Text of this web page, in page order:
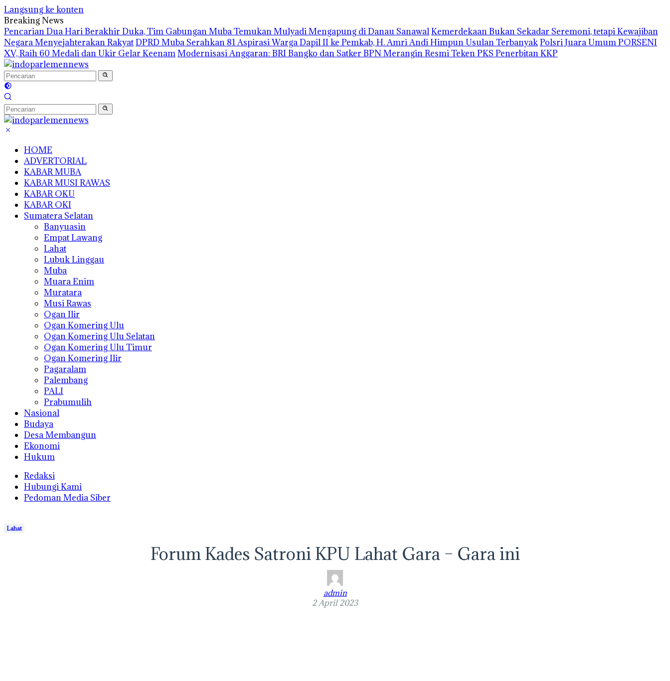
Langsung ke konten
Breaking News
Pencarian Dua Hari Berakhir Duka, Tim Gabungan Muba Temukan Mulyadi Mengapung di Danau SanawalKemerdekaan Bukan Sekadar Seremoni, tetapi Kewajiban
Negara Menyejahterakan RakyatDPRD Muba Serahkan 81 Aspirasi Warga Dapil II ke Pemkab, H. Amri Andi Himpun Usulan TerbanyakPolsri Juara Umum PORSENI
XV, Raih 60 Medali dan Ukir Gelar KeenamModernisasi Anggaran: BRI Bangko dan Satker BPN Merangin Resmi Teken PKS Penerbitan KKP
HOME
ADVERTORIAL
KABAR MUBA
KABAR MUSI RAWAS
KABAR OKU
KABAR OKI
Sumatera Selatan
Banyuasin
Empat Lawang
Lahat
Lubuk Linggau
Muba
Muara Enim
Muratara
Musi Rawas
Ogan Ilir
Ogan Komering Ulu
Ogan Komering Ulu Selatan
Ogan Komering Ulu Timur
Ogan Komering Ilir
Pagaralam
Palembang
PALI
Prabumulih
Nasional
Budaya
Desa Membangun
Ekonomi
Hukum
Redaksi
Hubungi Kami
Pedoman Media Siber
Lahat
Forum Kades Satroni KPU Lahat Gara – Gara ini
admin
2 April 2023